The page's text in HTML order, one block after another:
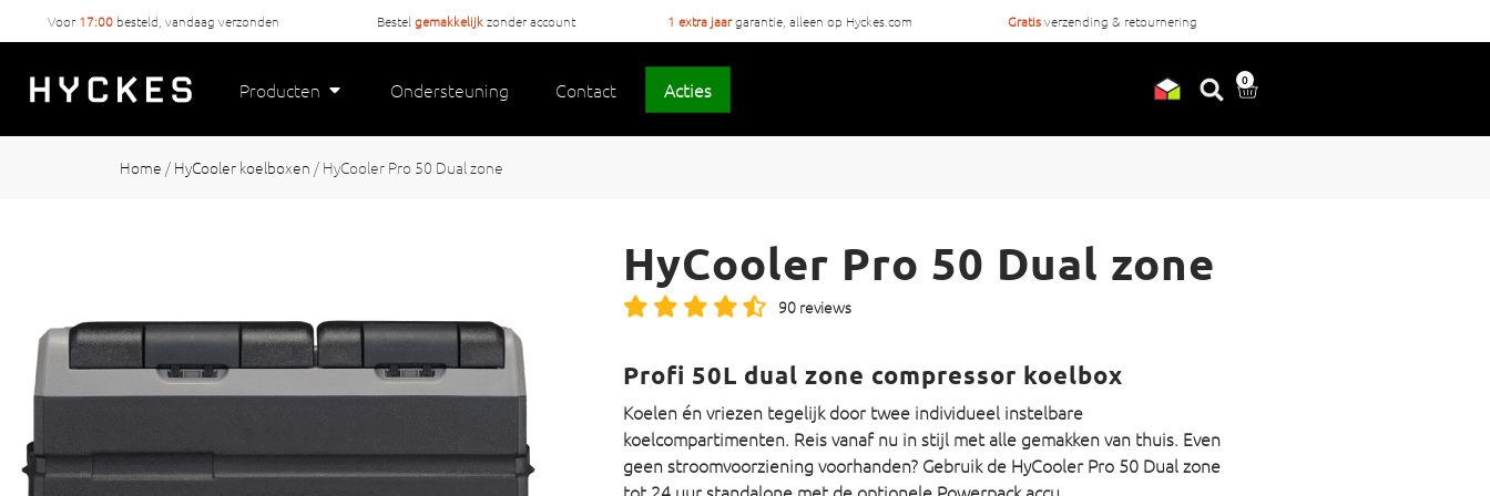
Voor 17:00besteld, vandaag verzonden Bestelgemakkelijkzonder account 1 extra jaargarantie, alleen op Hyckes.com Gratisverzending & retournering
Producten Ondersteuning Contact Acties 0
Home / HyCooler koelboxen / HyCooler Pro 50 Dual zone
HyCooler Pro 50 Dual zone
90 reviews
Profi 50L dual zone compressor koelbox
Koelen én vriezen tegelijk door twee individueel instelbare
koelcompartimenten. Reis vanaf nu in stijl met alle gemakken van thuis. Even
geen stroomvoorziening voorhanden? Gebruik de HyCooler Pro 50 Dual zone
tot 24 uur standalone met de optionele Powerpack accu.